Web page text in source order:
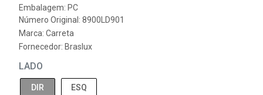
Embalagem: PC
Número Original: 8900LD901
Marca: Carreta
Fornecedor: Braslux
LADO
DIR ESQ